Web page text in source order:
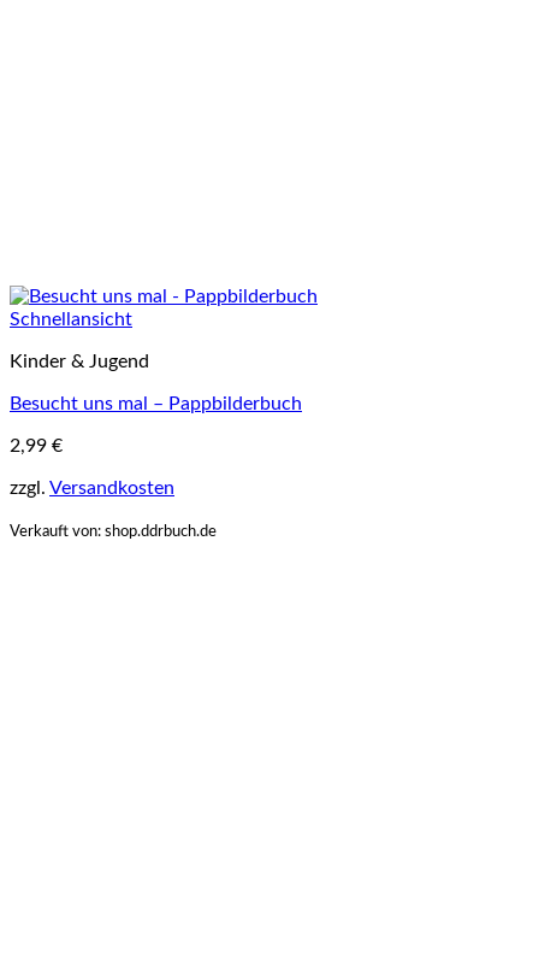
Schnellansicht
Kinder & Jugend
Besucht uns mal – Pappbilderbuch
2,99 €
zzgl. Versandkosten
Verkauft von: shop.ddrbuch.de